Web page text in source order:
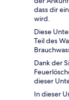
dass dir
wird.
Diese
Teil des
Dank der
dieser
In dieser